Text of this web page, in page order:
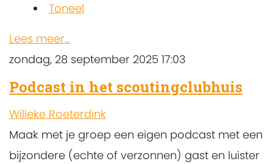
Toneel
Lees meer...
zondag, 28 september 2025 17:03
Podcast in het scoutingclubhuis
Willeke Roeterdink
Maak met je groep een eigen podcast met een
bijzondere (echte of verzonnen) gast en luister